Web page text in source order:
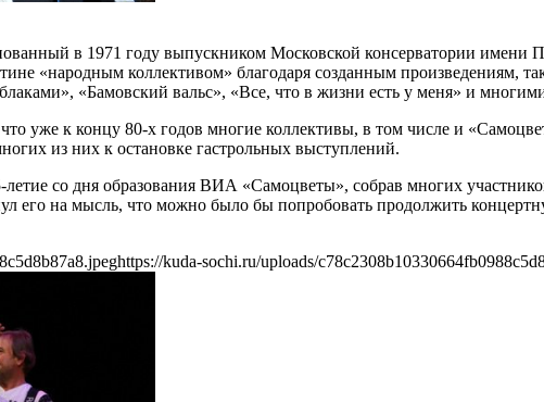
в 1971 году выпускником Московской консерватории
«народным коллективом» благодаря созданным
«Бамовский вальс», «Все, что в жизни есть у меня» и
уже к концу 80-х годов многие коллективы, в том числе и
из них к остановке гастрольных выступлений.
со дня образования ВИА «Самоцветы», собрав многих
его на мысль, что можно было бы попробовать продолжить
https://kuda-sochi.ru/uploads/